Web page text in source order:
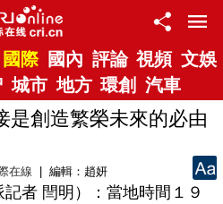
國際 國內 評論 視頻 文娛
城市 地方 環創 汽車
是創造繁榮未來的必由
在線 | 編輯：趙妍
者 閆明）：當地時間１９